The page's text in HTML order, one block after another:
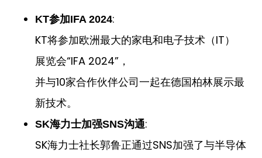
KT参加IFA 2024:
KT将参加欧洲最大的家电和电子技术（IT）
展览会“IFA 2024”，
并与10家合作伙伴公司一起在德国柏林展示最
新技术。
SK海力士加强SNS沟通:
SK海力士社长郭鲁正通过SNS加强了与半导体